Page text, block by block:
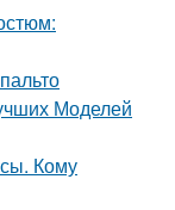
Моделей
Кому